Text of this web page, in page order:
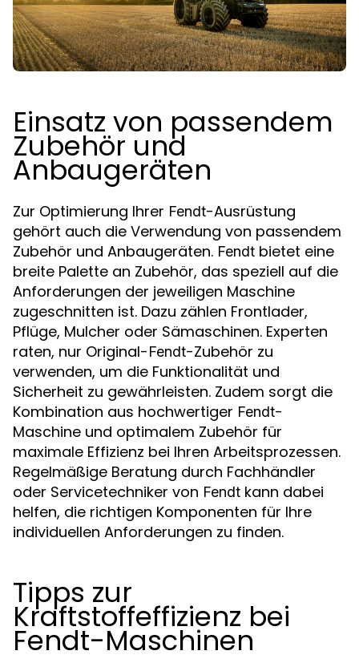
Einsatz von passendem
Zubehör und
Anbaugeräten
Zur Optimierung Ihrer Fendt-Ausrüstung
gehört auch die Verwendung von passendem
Zubehör und Anbaugeräten. Fendt bietet eine
breite Palette an Zubehör, das speziell auf die
Anforderungen der jeweiligen Maschine
zugeschnitten ist. Dazu zählen Frontlader,
Pflüge, Mulcher oder Sämaschinen. Experten
raten, nur Original-Fendt-Zubehör zu
verwenden, um die Funktionalität und
Sicherheit zu gewährleisten. Zudem sorgt die
Kombination aus hochwertiger Fendt-
Maschine und optimalem Zubehör für
maximale Effizienz bei Ihren Arbeitsprozessen.
Regelmäßige Beratung durch Fachhändler
oder Servicetechniker von Fendt kann dabei
helfen, die richtigen Komponenten für Ihre
individuellen Anforderungen zu finden.
Tipps zur
Kraftstoffeffizienz bei
Fendt-Maschinen